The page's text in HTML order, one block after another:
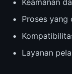
Keamanan
Proses yang
Layanan